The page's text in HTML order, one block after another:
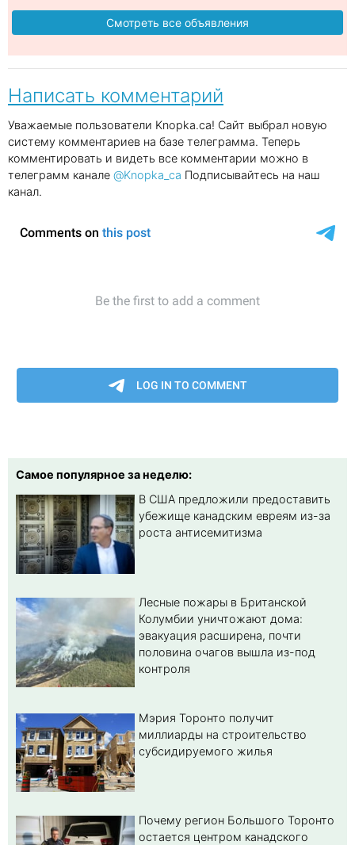
Смотреть все объявления
Написать комментарий
Уважаемые пользователи Knopka.ca! Сайт выбрал новую
систему комментариев на базе телеграмма. Теперь
комментировать и видеть все комментарии можно в
телеграмм канале @Knopka_ca Подписывайтесь на наш
канал.
Самое популярное за неделю:
В США предложили предоставить
убежище канадским евреям из-за
роста антисемитизма
Лесные пожары в Британской
Колумбии уничтожают дома:
эвакуация расширена, почти
половина очагов вышла из-под
контроля
Мэрия Торонто получит
миллиарды на строительство
субсидируемого жилья
Почему регион Большого Торонто
остается центром канадского